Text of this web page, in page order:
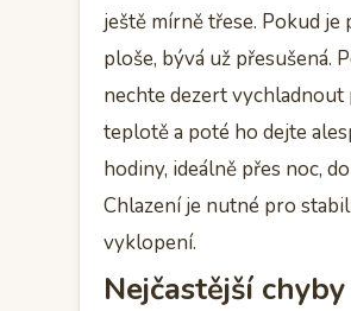
ještě mírně třese. Pokud je
ploše, bývá už přesušená.
nechte dezert
teplotě a poté ho dejte
hodiny, ideálně přes noc,
Chlazení je nutné pro
vyklopení.
Nejčastější